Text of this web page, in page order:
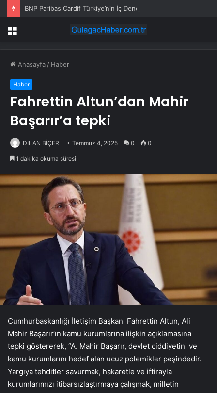
Menü
Anasayfa / Haber
Haber
Fahrettin Altun’dan Mahir
Başarır’a tepki
DİLAN BİÇER Temmuz 4, 2025 0 0
1 dakika okuma süresi
Cumhurbaşkanlığı İletişim Başkanı Fahrettin Altun, Ali
Mahir Başarır’ın kamu kurumlarına ilişkin açıklamasına
tepki göstererek, “A. Mahir Başarır, devlet ciddiyetini ve
kamu kurumlarını hedef alan ucuz polemikler peşindedir.
Yargıya tehditler savurmak, hakaretle ve iftirayla
kurumlarımızı itibarsızlaştırmaya çalışmak, milletin